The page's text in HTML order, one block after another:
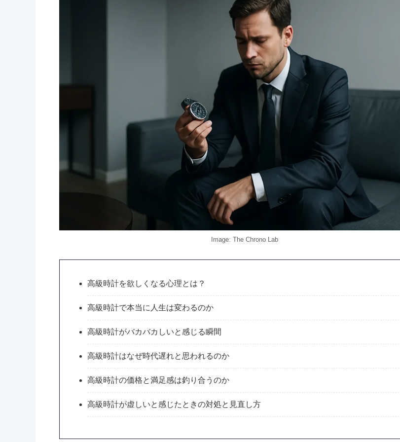
Image: The Chrono Lab
高級時計を欲しくなる心理とは？
高級時計で本当に人生は変わるのか
高級時計がバカバカしいと感じる瞬間
高級時計はなぜ時代遅れと思われるのか
高級時計の価格と満足感は釣り合うのか
高級時計が虚しいと感じたときの対処と見直し方